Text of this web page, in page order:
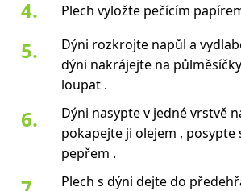
Plech vyložte pečícím
Dýni rozkrojte napůl a
dýni nakrájejte na
loupat .
Dýni nasypte v jedné vrstvě
pokapejte ji olejem , posypte
pepřem .
Plech s dýni dejte do